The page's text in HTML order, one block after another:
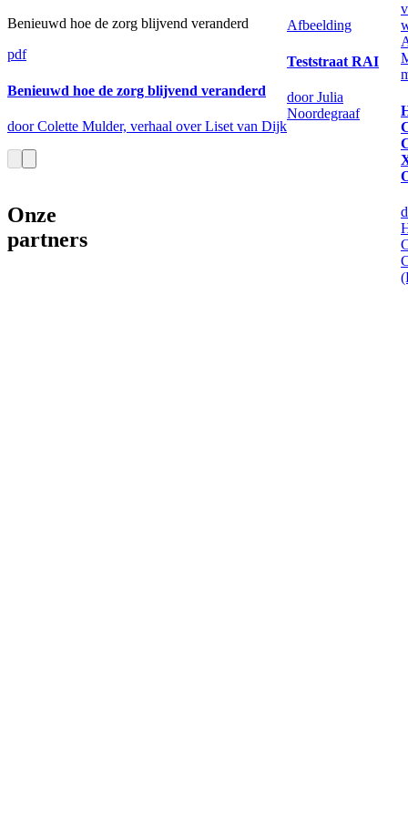
Benieuwd hoe de zorg blijvend veranderd
pdf
Benieuwd hoe de zorg blijvend veranderd
door Colette Mulder, verhaal over Liset van Dijk
Afbeelding
Teststraat RAI
door Julia
Noordegraaf
Onze
partners